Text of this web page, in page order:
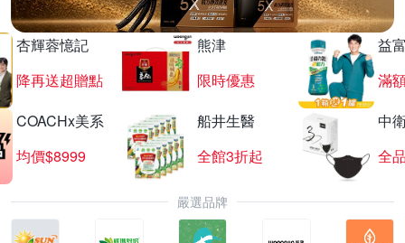
杏輝蓉憶記
降再送超贈點
熊津
限時優惠
益
滿
COACHx美系
均價$8999
船井生醫
全館3折起
中
全
嚴選品牌